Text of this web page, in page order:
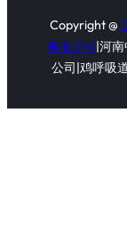
Copyright @
有限公司|河
公司|鸡呼吸